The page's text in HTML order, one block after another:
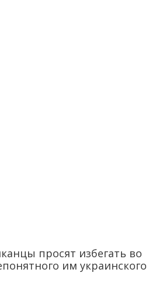
просят избегать во
им украинского